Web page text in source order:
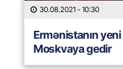
30.08.2021 - 10:30
Ermənistanın
Moskvaya gedir